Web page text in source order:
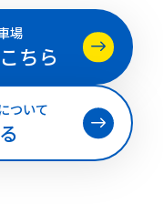
場
ちら
ついて